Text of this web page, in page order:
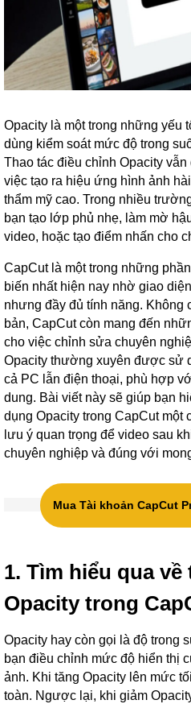
Opacity là một trong những yếu
dùng kiểm soát mức độ trong
Thao tác điều chỉnh Opacity
việc tạo ra hiệu ứng hình ảnh
thẩm mỹ cao. Trong nhiều
bạn tạo lớp phủ nhẹ, làm mờ
video, hoặc tạo điểm nhấn cho
CapCut là một trong những
biến nhất hiện nay nhờ giao
nhưng đầy đủ tính năng.
bản, CapCut còn mang đến
cho việc chỉnh sửa chuyên
Opacity thường xuyên được sử
cả PC lẫn điện thoại, phù hợp
dung. Bài viết này sẽ giúp bạn
dụng Opacity trong CapCut
lưu ý quan trọng để video sau
chuyên nghiệp và đúng với
Mua Tài khoản CapCut
1. Tìm hiểu qua
Opacity trong
Opacity hay còn gọi là độ trong
bạn điều chỉnh mức độ hiển thị
ảnh. Khi tăng Opacity lên mức
toàn. Ngược lại, khi giảm